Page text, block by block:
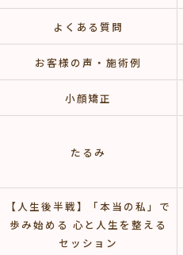
よくある質問
お客様の声・施術例
小顔矯正
たるみ
【人生後半戦】「本当の私」で
歩み始める 心と人生を整える
セッション